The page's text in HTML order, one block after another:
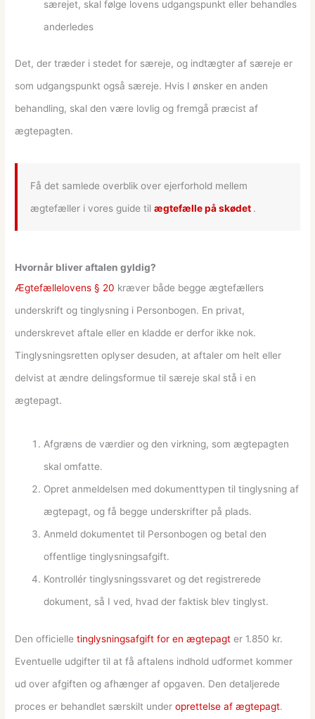
særejet, skal følge lovens udgangspunkt eller behandles
anderledes
Det, der træder i stedet for særeje, og indtægter af særeje er
som udgangspunkt også særeje. Hvis I ønsker en anden
behandling, skal den være lovlig og fremgå præcist af
ægtepagten.
Få det samlede overblik over ejerforhold mellem
ægtefæller i vores guide tilægtefælle på skødet .
Hvornår bliver aftalen gyldig?
Ægtefællelovens § 20 kræver både begge ægtefællers
underskrift og tinglysning i Personbogen. En privat,
underskrevet aftale eller en kladde er derfor ikke nok.
Tinglysningsretten oplyser desuden, at aftaler om helt eller
delvist at ændre delingsformue til særeje skal stå i en
ægtepagt.
Afgræns de værdier og den virkning, som ægtepagten
skal omfatte.
Opret anmeldelsen med dokumenttypen til tinglysning af
ægtepagt, og få begge underskrifter på plads.
Anmeld dokumentet til Personbogen og betal den
offentlige tinglysningsafgift.
Kontrollér tinglysningssvaret og det registrerede
dokument, så I ved, hvad der faktisk blev tinglyst.
Den officielletinglysningsafgift for en ægtepagt er 1.850 kr.
Eventuelle udgifter til at få aftalens indhold udformet kommer
ud over afgiften og afhænger af opgaven. Den detaljerede
proces er behandlet særskilt underoprettelse af ægtepagt.